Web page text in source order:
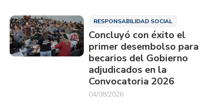
RESPONSABILIDAD SOCIAL
Concluyó con éxito el
primer desembolso para
becarios del Gobierno
adjudicados en la
Convocatoria 2026
04/08/2026